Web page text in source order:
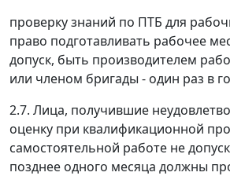
проверку знаний по ПТБ для
право подготавливать рабочее
допуск, быть производителем
или членом бригады - один раз в
2.7. Лица, получившие
оценку при квалификационной
самостоятельной работе не
позднее одного месяца должны